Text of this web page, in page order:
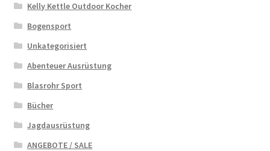
Kelly Kettle Outdoor Kocher
Bogensport
Unkategorisiert
Abenteuer Ausrüstung
Blasrohr Sport
Bücher
Jagdausrüstung
ANGEBOTE / SALE